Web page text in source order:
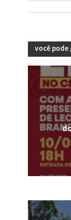
você pode